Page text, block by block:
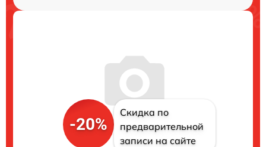
-20%
Скидка по
предварительной
записи на сайте